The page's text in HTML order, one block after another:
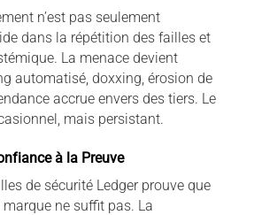
n’est pas seulement
dans la répétition des failles et
La menace devient
automatisé, doxxing, érosion de
accrue envers des tiers. Le
mais persistant.
à la Preuve
de sécurité Ledger prouve que
ne suffit pas. La